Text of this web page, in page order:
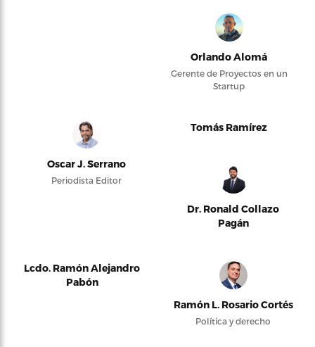
Orlando Alomá
Gerente de Proyectos en un
Startup
Oscar J. Serrano
Periodista Editor
Tomás Ramírez
Dr. Ronald Collazo
Pagán
Lcdo. Ramón Alejandro
Pabón
Ramón L. Rosario Cortés
Política y derecho